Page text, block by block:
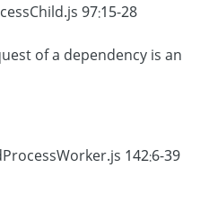
97:15-28
of a dependency is an